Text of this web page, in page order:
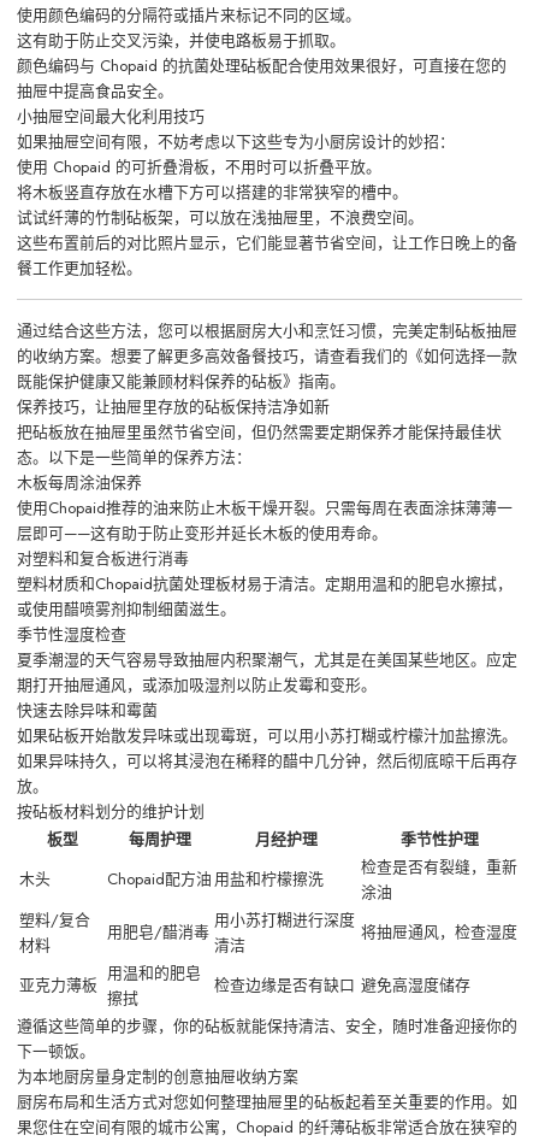
使用颜色编码的分隔符或插片来标记不同的区域。
这有助于防止交叉污染，并使电路板易于抓取。
颜色编码与 Chopaid 的抗菌处理砧板配合使用效果很好，可直接在您的
抽屉中提高食品安全。
小抽屉空间最大化利用技巧
如果抽屉空间有限，不妨考虑以下这些专为小厨房设计的妙招：
使用 Chopaid 的可折叠滑板，不用时可以折叠平放。
将木板竖直存放在水槽下方可以搭建的非常狭窄的槽中。
试试纤薄的竹制砧板架，可以放在浅抽屉里，不浪费空间。
这些布置前后的对比照片显示，它们能显著节省空间，让工作日晚上的备
餐工作更加轻松。
通过结合这些方法，您可以根据厨房大小和烹饪习惯，完美定制砧板抽屉
的收纳方案。想要了解更多高效备餐技巧，请查看我们的《如何选择一款
既能保护健康又能兼顾材料保养的砧板》指南。
保养技巧，让抽屉里存放的砧板保持洁净如新
把砧板放在抽屉里虽然节省空间，但仍然需要定期保养才能保持最佳状
态。以下是一些简单的保养方法：
木板每周涂油保养
使用Chopaid推荐的油来防止木板干燥开裂。只需每周在表面涂抹薄薄一
层即可——这有助于防止变形并延长木板的使用寿命。
对塑料和复合板进行消毒
塑料材质和Chopaid抗菌处理板材易于清洁。定期用温和的肥皂水擦拭，
或使用醋喷雾剂抑制细菌滋生。
季节性湿度检查
夏季潮湿的天气容易导致抽屉内积聚潮气，尤其是在美国某些地区。应定
期打开抽屉通风，或添加吸湿剂以防止发霉和变形。
快速去除异味和霉菌
如果砧板开始散发异味或出现霉斑，可以用小苏打糊或柠檬汁加盐擦洗。
如果异味持久，可以将其浸泡在稀释的醋中几分钟，然后彻底晾干后再存
放。
按砧板材料划分的维护计划
板型
每周护理 月经护理
季节性护理
木头
Chopaid配方油 用盐和柠檬擦洗
检查是否有裂缝，重新
涂油
塑料/复合
材料
用肥皂/醋消毒
用小苏打糊进行深度
清洁
将抽屉通风，检查湿度
亚克力薄板
用温和的肥皂
擦拭
检查边缘是否有缺口 避免高湿度储存
遵循这些简单的步骤，你的砧板就能保持清洁、安全，随时准备迎接你的
下一顿饭。
为本地厨房量身定制的创意抽屉收纳方案
厨房布局和生活方式对您如何整理抽屉里的砧板起着至关重要的作用。如
果您住在空间有限的城市公寓，Chopaid 的纤薄砧板非常适合放在狭窄的